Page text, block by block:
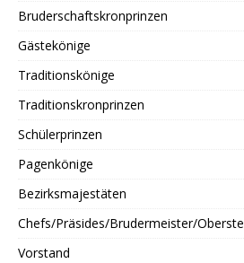
Bruderschaftskronprinzen
Gästekönige
Traditionskönige
Traditionskronprinzen
Schülerprinzen
Pagenkönige
Bezirksmajestäten
Chefs/Präsides/Brudermeister/Oberste
Vorstand